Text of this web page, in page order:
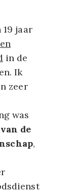
19 jaar
in de
Ik
zeer
was
de
,